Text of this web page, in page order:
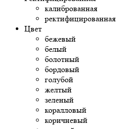
калиброванная
ректифицированная
Цвет
бежевый
белый
болотный
бордовый
голубой
желтый
зеленый
коралловый
коричневый